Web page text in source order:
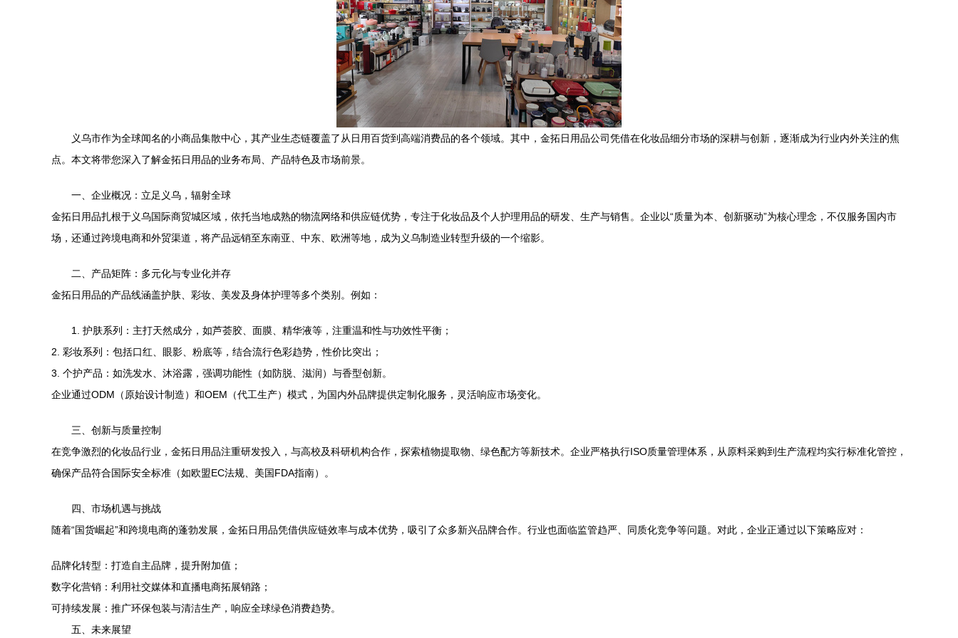
义乌市作为全球闻名的小商品集散中心，其产业生态链覆盖了从日用百货到高端消费品的各个领域。其中，金拓日用品公司凭借在化妆品细分市场的深耕与创新，逐渐成为行业内外关注的焦
点。本文将带您深入了解金拓日用品的业务布局、产品特色及市场前景。
一、企业概况：立足义乌，辐射全球
金拓日用品扎根于义乌国际商贸城区域，依托当地成熟的物流网络和供应链优势，专注于化妆品及个人护理用品的研发、生产与销售。企业以“质量为本、创新驱动”为核心理念，不仅服务国内市
场，还通过跨境电商和外贸渠道，将产品远销至东南亚、中东、欧洲等地，成为义乌制造业转型升级的一个缩影。
二、产品矩阵：多元化与专业化并存
金拓日用品的产品线涵盖护肤、彩妆、美发及身体护理等多个类别。例如：
1. 护肤系列：主打天然成分，如芦荟胶、面膜、精华液等，注重温和性与功效性平衡；
2. 彩妆系列：包括口红、眼影、粉底等，结合流行色彩趋势，性价比突出；
3. 个护产品：如洗发水、沐浴露，强调功能性（如防脱、滋润）与香型创新。
企业通过ODM（原始设计制造）和OEM（代工生产）模式，为国内外品牌提供定制化服务，灵活响应市场变化。
三、创新与质量控制
在竞争激烈的化妆品行业，金拓日用品注重研发投入，与高校及科研机构合作，探索植物提取物、绿色配方等新技术。企业严格执行ISO质量管理体系，从原料采购到生产流程均实行标准化管控，
确保产品符合国际安全标准（如欧盟EC法规、美国FDA指南）。
四、市场机遇与挑战
随着“国货崛起”和跨境电商的蓬勃发展，金拓日用品凭借供应链效率与成本优势，吸引了众多新兴品牌合作。行业也面临监管趋严、同质化竞争等问题。对此，企业正通过以下策略应对：
品牌化转型：打造自主品牌，提升附加值；
数字化营销：利用社交媒体和直播电商拓展销路；
可持续发展：推广环保包装与清洁生产，响应全球绿色消费趋势。
五、未来展望